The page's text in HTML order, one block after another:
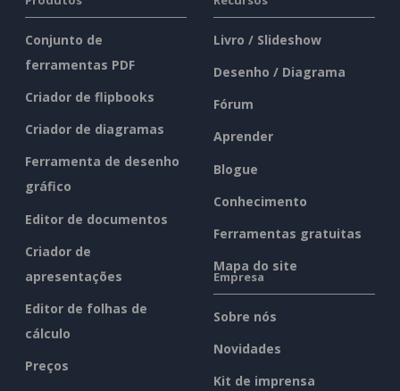
Conjunto de
ferramentas PDF
Criador de flipbooks
Criador de diagramas
Ferramenta de desenho
gráfico
Editor de documentos
Criador de
apresentações
Editor de folhas de
cálculo
Preços
Livro / Slideshow
Desenho / Diagrama
Fórum
Aprender
Blogue
Conhecimento
Ferramentas gratuitas
Mapa do site
Empresa
Sobre nós
Novidades
Kit de imprensa